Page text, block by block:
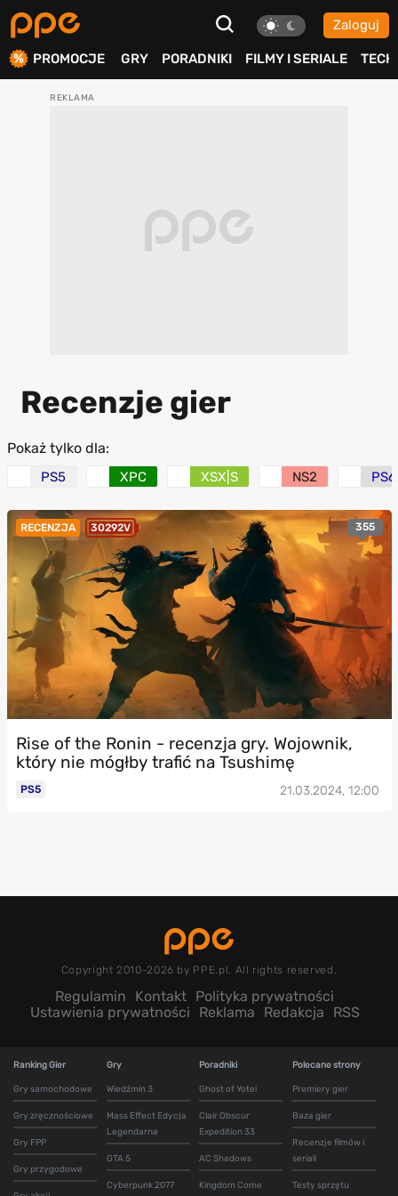
Zaloguj
PROMOCJE GRY PORADNIKI FILMY I SERIALE TECH
Recenzje gier
Pokaż tylko dla:
PS5 XPC XSX|S NS2 PS6
RECENZJA 30292V 355
Rise of the Ronin - recenzja gry. Wojownik,
który nie mógłby trafić na Tsushimę
PS5 21.03.2024, 12:00
Copyright 2010-2026 by PPE.pl. All rights reserved.
Regulamin Kontakt Polityka prywatności
Ustawienia prywatności
Reklama Redakcja RSS
Ranking Gier
Gry samochodowe
Gry zręcznościowe
Gry FPP
Gry przygodowe
Gry
Wiedźmin 3
Mass Effect Edycja
Legendarna
GTA 5
Cyberpunk 2077
Poradniki
Ghost of Yotei
Clair Obscur
Expedition 33
AC Shadows
Kingdom Come
Polecane strony
Premiery gier
Baza gier
Recenzje filmów i
seriali
Testy sprzętu